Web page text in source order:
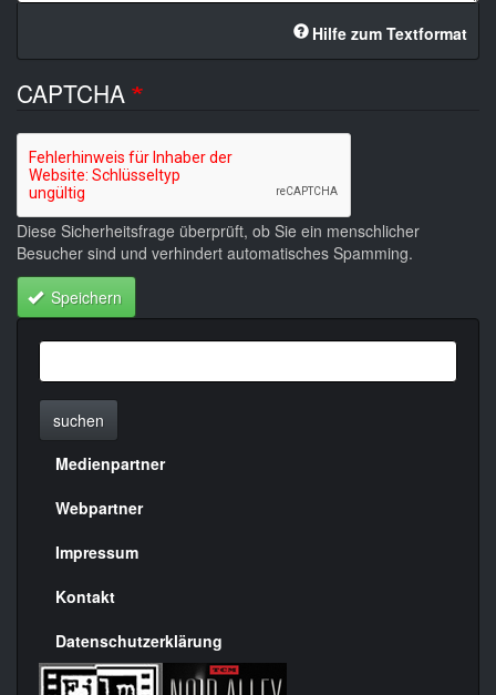
Hilfe zum Textformat
CAPTCHA
Diese Sicherheitsfrage überprüft, ob Sie ein menschlicher
Besucher sind und verhindert automatisches Spamming.
Speichern
suchen
Menülinks
rechte
Seite
Medienpartner
Webpartner
Impressum
Kontakt
Datenschutzerklärung